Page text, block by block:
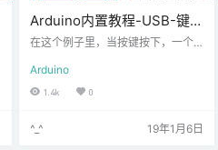
Arduino内置教程-USB-键盘
发消息
在这个例子里，当按键按下，一个
送到电脑。这个字符串报告了按键
按下的次数。一旦你编译了Leonard
o，且连好线，打开你的文本编译器
Arduino
1.4k 0
^_^ 19年1月6日